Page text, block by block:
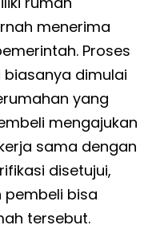
menerima
Proses
dimulai
yang
mengajukan
sama dengan
disetujui,
pembeli bisa
tersebut.